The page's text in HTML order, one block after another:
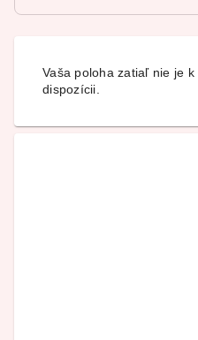
Vaša poloha zatiaľ nie je k
dispozícii.